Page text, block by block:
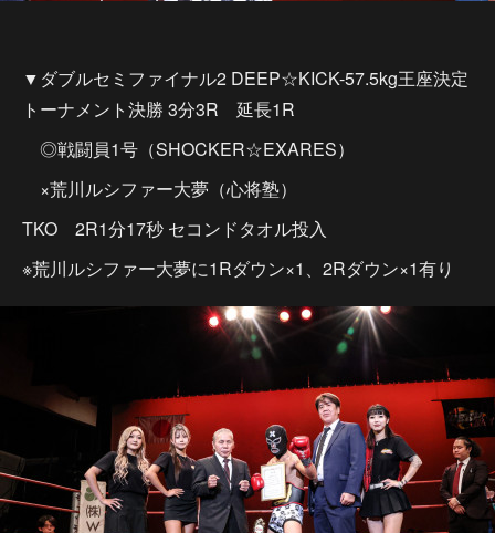
▼ダブルセミファイナル2 DEEP☆KICK-57.5kg王座決定
トーナメント決勝 3分3R 延長1R
◎戦闘員1号（SHOCKER☆EXARES）
×荒川ルシファー大夢（心将塾）
TKO 2R1分17秒 セコンドタオル投入
※荒川ルシファー大夢に1Rダウン×1、2Rダウン×1有り